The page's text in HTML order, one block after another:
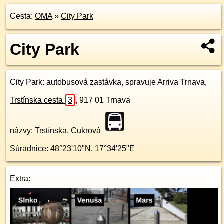
Cesta: OMA» City Park
City Park
City Park: autobusová zastávka, spravuje Arriva Trnava,
Trstínska cesta 3 , 917 01 Trnava
názvy: Trstínska, Cukrová
Súradnice: 48°23'10"N , 17°34'25"E
Extra: